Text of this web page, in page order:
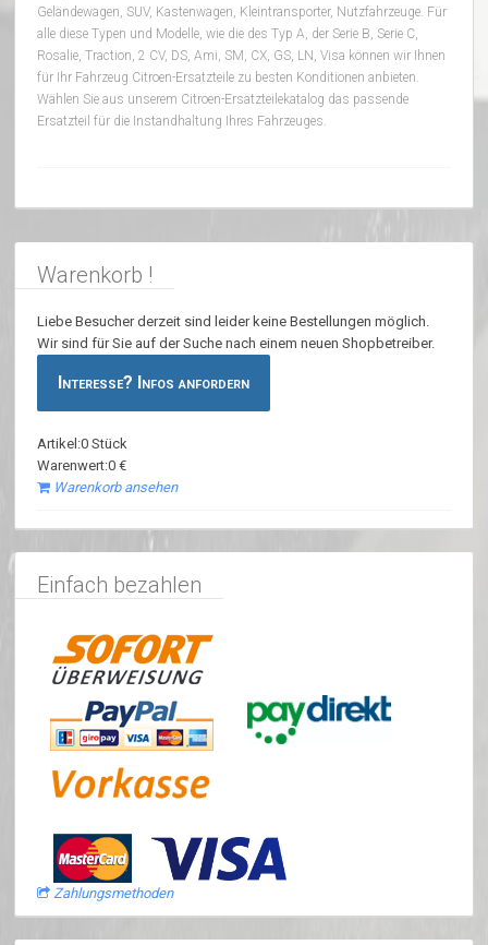
Geländewagen, SUV, Kastenwagen, Kleintransporter, Nutzfahrzeuge. Für
alle diese Typen und Modelle, wie die des Typ A, der Serie B, Serie C,
Rosalie, Traction, 2 CV, DS, Ami, SM, CX, GS, LN, Visa können wir Ihnen
für Ihr Fahrzeug Citroen-Ersatzteile zu besten Konditionen anbieten.
Wählen Sie aus unserem Citroen-Ersatzteilekatalog das passende
Ersatzteil für die Instandhaltung Ihres Fahrzeuges.
Warenkorb !
Liebe Besucher derzeit sind leider keine Bestellungen möglich.
Wir sind für Sie auf der Suche nach einem neuen Shopbetreiber.
Interesse? Infos anfordern
Artikel:0 Stück
Warenwert:0 €
Warenkorb ansehen
Einfach bezahlen
Zahlungsmethoden